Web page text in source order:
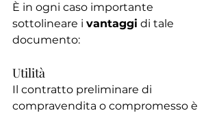
È in ogni caso importante
sottolineare i vantaggi di tale
documento:
Utilità
Il contratto preliminare di
compravendita o compromesso è